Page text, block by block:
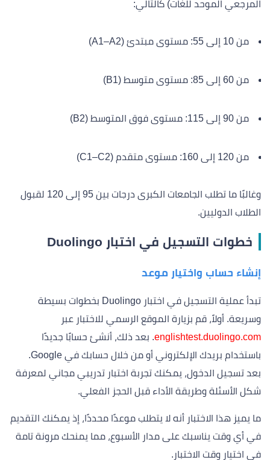
المرجعي الموحد للغات) كالتالي:
من 10 إلى 55: مستوى مبتدئ (A1–A2)
من 60 إلى 85: مستوى متوسط (B1)
من 90 إلى 115: مستوى فوق المتوسط (B2)
من 120 إلى 160: مستوى متقدم (C1–C2)
وغالبًا ما تطلب الجامعات الكبرى درجات بين 95 إلى 120 لقبول
الطلاب الدوليين.
خطوات التسجيل في اختبار Duolingo
إنشاء حساب واختيار موعد
تبدأ عملية التسجيل في اختبار Duolingo بخطوات بسيطة
وسريعة. أولاً، قم بزيارة الموقع الرسمي للاختبار عبر
englishtest.duolingo.com. بعد ذلك، أنشئ حسابًا جديدًا
باستخدام بريدك الإلكتروني أو من خلال حسابك في Google.
بعد تسجيل الدخول، يمكنك تجربة اختبار تدريبي مجاني لمعرفة
شكل الأسئلة وطريقة الأداء قبل الحجز الفعلي.
ما يميز هذا الاختبار أنه لا يتطلب موعدًا محددًا، إذ يمكنك التقديم
في أي وقت يناسبك على مدار الأسبوع، مما يمنحك مرونة تامة
في اختيار وقت الاختبار.